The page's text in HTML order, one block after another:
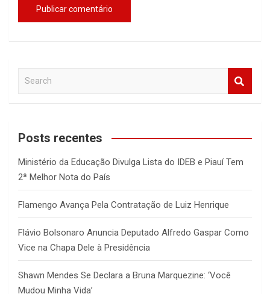
a
c
Posts recentes
Ministério da Educação Divulga Lista do IDEB e Piauí Tem
2ª Melhor Nota do País
Flamengo Avança Pela Contratação de Luiz Henrique
Flávio Bolsonaro Anuncia Deputado Alfredo Gaspar Como
Vice na Chapa Dele à Presidência
Shawn Mendes Se Declara a Bruna Marquezine: ‘Você
Mudou Minha Vida’